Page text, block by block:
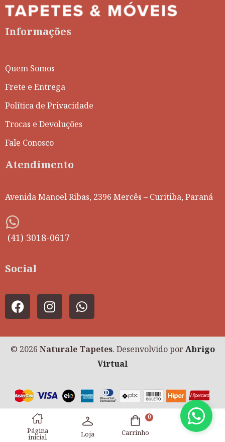
Informações
Quem Somos
Frete e Entrega
Política de Privacidade
Trocas e Devoluções
Fale Conosco
Atendimento
Avenida Manoel Ribas, 2396 Mercês – Curitiba, Paraná
(41) 3018-0617
Social
© 2026 Naturale Tapetes. Desenvolvido porAbrigo
Virtual
Página
inicial Loja
0
Carrinho